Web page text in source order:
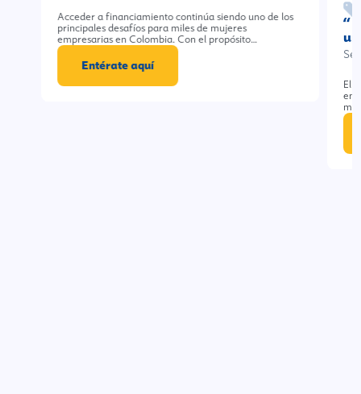
Acceder a financiamiento continúa siendo uno de los
principales desafíos para miles de mujeres
empresarias en Colombia. Con el propósito…
Entérate aquí
El
en